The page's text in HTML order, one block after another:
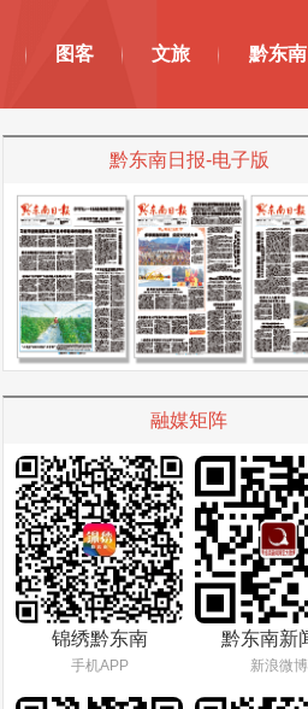
图客 文旅 黔东
黔东南日报-电子版
融媒矩阵
锦绣黔东南
手机APP
黔东南新
新浪微博